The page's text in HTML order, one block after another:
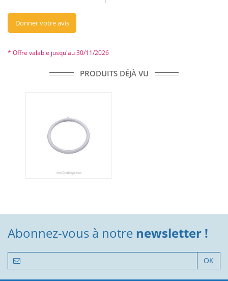
Donner votre avis
* Offre valable jusqu'au 30/11/2026
PRODUITS DÉJÀ VU
Abonnez-vous à notre newsletter !
OK